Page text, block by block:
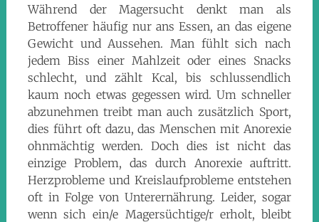
Während der Magersucht denkt man als
Betroffener häufig nur ans Essen, an das eigene
Gewicht und Aussehen. Man fühlt sich nach
jedem Biss einer Mahlzeit oder eines Snacks
schlecht, und zählt Kcal, bis schlussendlich
kaum noch etwas gegessen wird. Um schneller
abzunehmen treibt man auch zusätzlich Sport,
dies führt oft dazu, das Menschen mit Anorexie
ohnmächtig werden. Doch dies ist nicht das
einzige Problem, das durch Anorexie auftritt.
Herzprobleme und Kreislaufprobleme entstehen
oft in Folge von Unterernährung. Leider, sogar
wenn sich ein/e Magersüchtige/r erholt, bleibt